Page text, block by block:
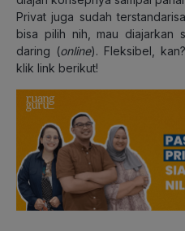
Privat juga sudah
bisa pilih nih, mau diajarkan
daring (online). Fleksibel,
klik link berikut!